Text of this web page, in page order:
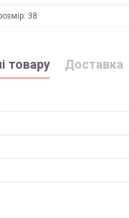
38
товару Доставка